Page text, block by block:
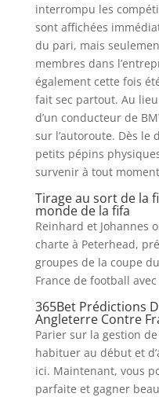
interrompu les
sont affichées
du pari, mais
membres dans
également cette fois
fait sec partout. Au
d’un conducteur de
sur l’autoroute. Dès le
petits pépins
survenir à tout
Tirage au sort de la
monde de la fifa
Reinhard et Johannes
charte à Peterhead,
groupes de la coupe
France de football
365Bet Prédictions
Angleterre Contre
Parier sur la gestion
habituer au début et
ici. Maintenant, vous
parfaite et gagner